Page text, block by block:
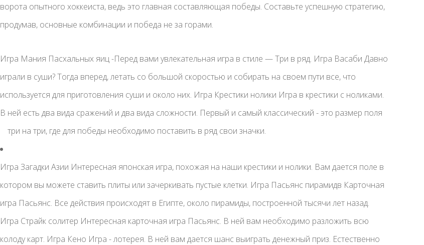
ворота опытного хоккеиста, ведь это главная составляющая победы. Составьте успешную стратегию,
продумав, основные комбинации и победа не за горами.
Игра Мания Пасхальных яиц -Перед вами увлекательная игра в стиле — Три в ряд. Игра Васаби Давно
играли в суши? Тогда вперед, летать со большой скоростью и собирать на своем пути все, что
используется для приготовления суши и около них. Игра Крестики нолики Игра в крестики с ноликами.
В ней есть два вида сражений и два вида сложности. Первый и самый классический - это размер поля
три на три, где для победы необходимо поставить в ряд свои значки.
Игра Загадки Азии Интересная японская игра, похожая на наши крестики и нолики. Вам дается поле в
котором вы можете ставить плиты или зачеркивать пустые клетки. Игра Пасьянс пирамидв Карточная
игра Пасьянс. Все действия происходят в Египте, около пирамиды, построенной тысячи лет назад.
Игра Страйк солитер Интересная карточная игра Пасьянс. В ней вам необходимо разложить всю
колоду карт. Игра Кено Игра - лотерея. В ней вам дается шанс выиграть денежный приз. Естественно